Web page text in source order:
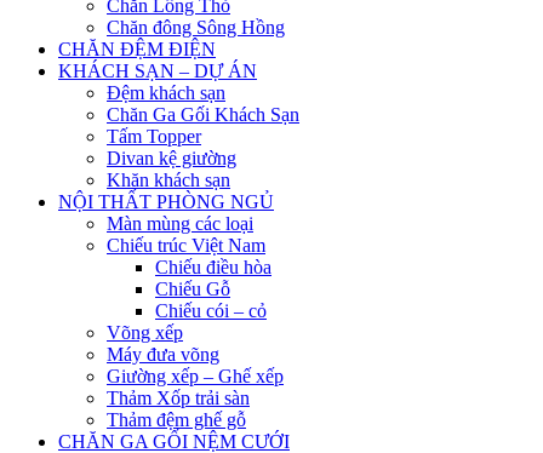
Chăn Lông Thỏ
Chăn đông Sông Hồng
CHĂN ĐỆM ĐIỆN
KHÁCH SẠN – DỰ ÁN
Đệm khách sạn
Chăn Ga Gối Khách Sạn
Tấm Topper
Divan kệ giường
Khăn khách sạn
NỘI THẤT PHÒNG NGỦ
Màn mùng các loại
Chiếu trúc Việt Nam
Chiếu điều hòa
Chiếu Gỗ
Chiếu cói – cỏ
Võng xếp
Máy đưa võng
Giường xếp – Ghế xếp
Thảm Xốp trải sàn
Thảm đệm ghế gỗ
CHĂN GA GỐI NỆM CƯỚI